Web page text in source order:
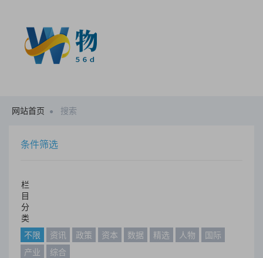
网站首页 搜索
条件筛选
栏
目
分
类
不限
资讯 政策 资本 数据 精选 人物
国际
产业
综合